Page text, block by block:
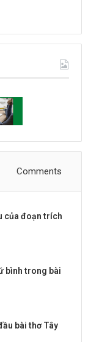
Comments
của đoạn trích
bình trong bài
bài thơ Tây